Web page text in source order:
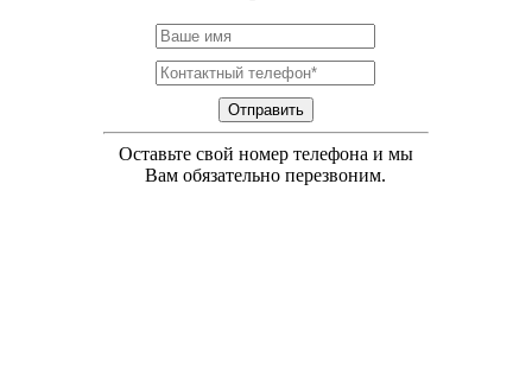
Отправить
Оставьте свой номер телефона и мы
Вам обязательно перезвоним.